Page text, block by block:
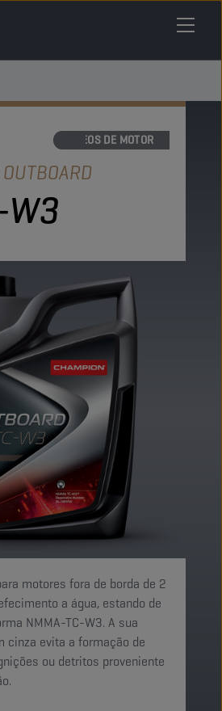
ÓLEOS DE MOTOR
OUTBOARD
W3
motores fora de borda de 2
a água, estando de
NMMA-TC-W3. A sua
cinza evita a formação de
ou detritos proveniente